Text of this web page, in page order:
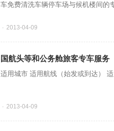
车免费清洗车辆停车场与候机楼间的专车接送及引导
2013-04-09
国航头等和公务舱旅客专车服务
2013-04-09